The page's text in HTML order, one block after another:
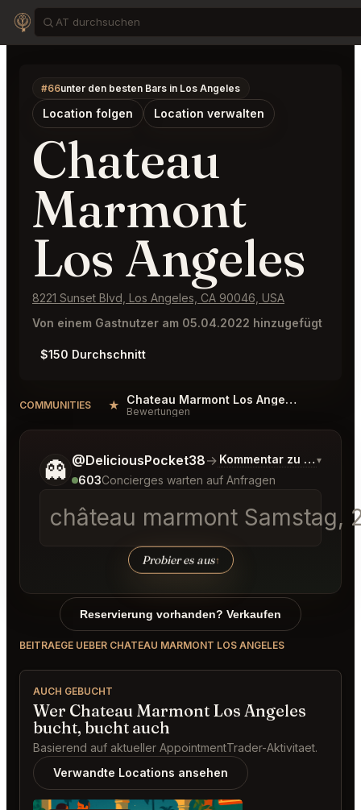
#66unter den besten Bars in Los Angeles
Location folgen Location verwalten
Chateau
Marmont
Los Angeles
8221 Sunset Blvd, Los Angeles, CA 90046, USA
Von einem Gastnutzer am 05.04.2022 hinzugefügt
$150 Durchschnitt
COMMUNITIES ★ Chateau Marmont Los Angeles Reviews
Bewertungen
👻 @DeliciousPocket38→ Kommentar zu den
▾
603Concierges warten auf Anfragen
château marmont Samstag,
Probier es aus↑
Sag mir noch etwas genauer, was du möchtest.
Reservierung vorhanden? Verkaufen
BEITRAEGE UEBER CHATEAU MARMONT LOS ANGELES
AUCH GEBUCHT
Wer Chateau Marmont Los Angeles
bucht, bucht auch
Basierend auf aktueller AppointmentTrader-Aktivitaet.
Verwandte Locations ansehen